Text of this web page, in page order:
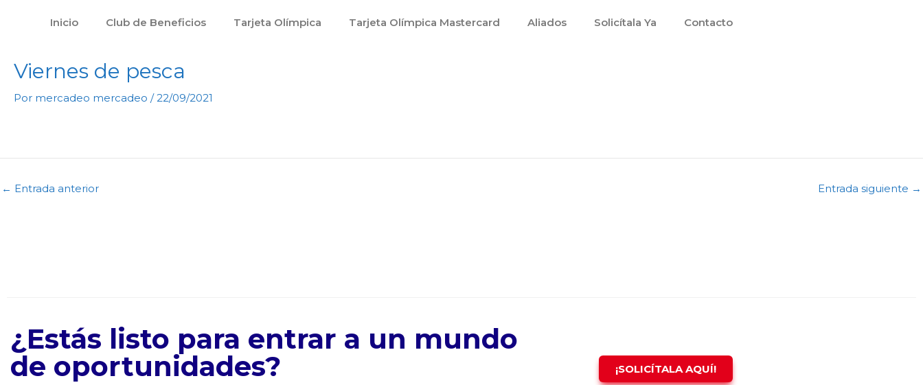
Inicio Club de Beneficios Tarjeta Olímpica Tarjeta Olímpica Mastercard Aliados Solicítala Ya Contacto
Viernes de pesca
Por mercadeo mercadeo /22/09/2021
← Entrada anterior Entrada siguiente →
¿Estás listo para entrar a un mundo
de oportunidades?
¡SOLICÍTALA AQUÍ!